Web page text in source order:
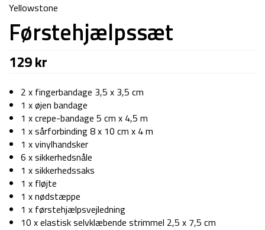
Yellowstone
Førstehjælpssæt
129kr
2 x fingerbandage 3,5 x 3,5 cm
1 x øjen bandage
1 x crepe-bandage 5 cm x 4,5 m
1 x sårforbinding 8 x 10 cm x 4 m
1 x vinylhandsker
6 x sikkerhedsnåle
1 x sikkerhedssaks
1 x fløjte
1 x nødstæppe
1 x førstehjælpsvejledning
10 x elastisk selvklæbende strimmel 2,5 x 7,5 cm